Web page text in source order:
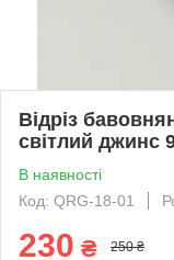
Відріз
світлий джинс
В наявності
Код: QRG-18-01
230 ₴ 250 ₴